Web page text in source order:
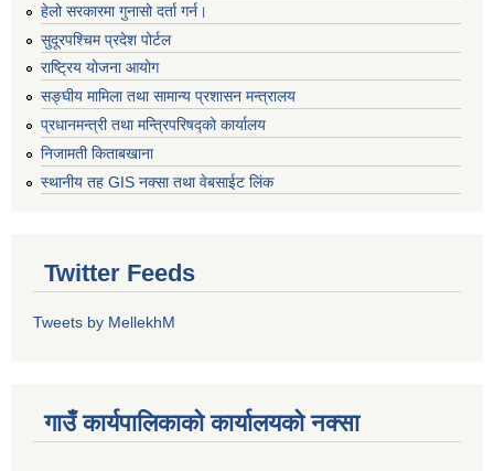
हेलो सरकारमा गुनासो दर्ता गर्न।
सुदूरपश्चिम प्रदेश पोर्टल
राष्ट्रिय योजना आयोग
सङ्‍घीय मामिला तथा सामान्य प्रशासन मन्त्रालय
प्रधानमन्त्री तथा मन्त्रिपरिषद्को कार्यालय
निजामती किताबखाना
स्थानीय तह GIS नक्सा तथा वेबसाईट लिंक
Twitter Feeds
Tweets by MellekhM
गाउँ कार्यपालिकाको कार्यालयको नक्सा